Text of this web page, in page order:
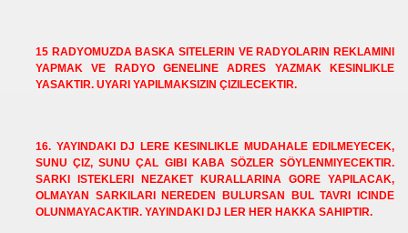
15 RADYOMUZDA BASKA SITELERIN VE RADYOLARIN REKLAMINI
YAPMAK VE RADYO GENELINE ADRES YAZMAK KESINLIKLE
YASAKTIR. UYARI YAPILMAKSIZIN ÇIZILECEKTIR.
16. YAYINDAKI DJ LERE KESINLIKLE MUDAHALE EDILMEYECEK,
SUNU ÇIZ, SUNU ÇAL GIBI KABA SÖZLER SÖYLENMIYECEKTIR.
SARKI ISTEKLERI NEZAKET KURALLARINA GORE YAPILACAK,
OLMAYAN SARKILARI NEREDEN BULURSAN BUL TAVRI ICINDE
OLUNMAYACAKTIR. YAYINDAKI DJ LER HER HAKKA SAHIPTIR.